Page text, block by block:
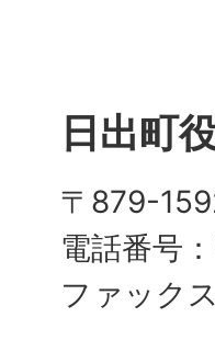
日出町
〒879-
電話番号
ファック